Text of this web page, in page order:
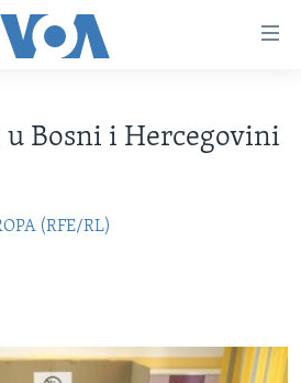
DRŽAVE
Bosni i Hercegovini
(RFE/RL)